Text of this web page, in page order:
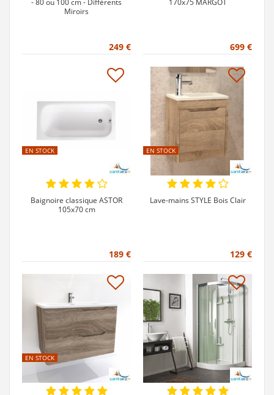
- 80 ou 100 cm - Différents
Miroirs
249 €
170x75 MARGOT
699 €
EN STOCK
Baignoire classique ASTOR
105x70 cm
189 €
EN STOCK
Lave-mains STYLE Bois Clair
129 €
EN STOCK